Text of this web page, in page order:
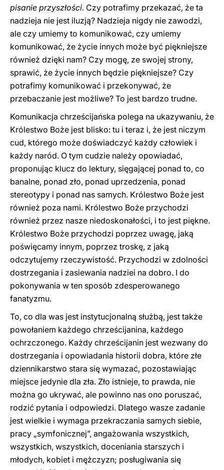
pisanie przyszłości. Czy potrafimy przekazać, że ta
nadzieja nie jest iluzją? Nadzieja nigdy nie zawodzi,
ale czy umiemy to komunikować, czy umiemy
komunikować, że życie innych może być piękniejsze
również dzięki nam? Czy mogę, ze swojej strony,
sprawić, że życie innych będzie piękniejsze? Czy
potrafimy komunikować i przekonywać, że
przebaczanie jest możliwe? To jest bardzo trudne.
Komunikacja chrześcijańska polega na ukazywaniu, że
Królestwo Boże jest blisko: tu i teraz i, że jest niczym
cud, którego może doświadczyć każdy człowiek i
każdy naród. O tym cudzie należy opowiadać,
proponując klucz do lektury, sięgającej ponad to, co
banalne, ponad zło, ponad uprzedzenia, ponad
stereotypy i ponad nas samych. Królestwo Boże jest
również poza nami. Królestwo Boże przychodzi
również przez nasze niedoskonałości, i to jest piękne.
Królestwo Boże przychodzi poprzez uwagę, jaką
poświęcamy innym, poprzez troskę, z jaką
odczytujemy rzeczywistość. Przychodzi w zdolności
dostrzegania i zasiewania nadziei na dobro. I do
pokonywania w ten sposób zdesperowanego
fanatyzmu.
To, co dla was jest instytucjonalną służbą, jest także
powołaniem każdego chrześcijanina, każdego
ochrzczonego. Każdy chrześcijanin jest wezwany do
dostrzegania i opowiadania historii dobra, które złe
dziennikarstwo stara się wymazać, pozostawiając
miejsce jedynie dla zła. Zło istnieje, to prawda, nie
można go ukrywać, ale powinno nas ono poruszać,
rodzić pytania i odpowiedzi. Dlatego wasze zadanie
jest wielkie i wymaga przekraczania samych siebie,
pracy „symfonicznej”, angażowania wszystkich,
wszystkich, wszystkich, doceniania starszych i
młodych, kobiet i mężczyzn; posługiwania się